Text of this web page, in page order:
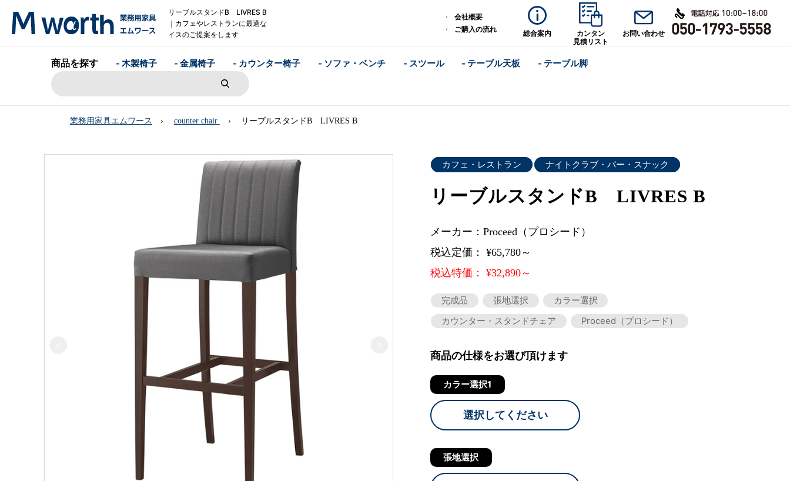
リーブルスタンドB LIVRES B
｜カフェやレストランに最適な
イスのご提案をします
会社概要
ご購入の流れ
総合案内
カンタン
見積リスト
お問い合わせ
商品を探す - 木製椅子 - 金属椅子 - カウンター椅子 - ソファ・ベンチ - スツール - テーブル天板 - テーブル脚
業務用家具エムワース counter chair リーブルスタンドB LIVRES B
カフェ・レストラン ナイトクラブ・バー・スナック
リーブルスタンドB LIVRES B
メーカー：Proceed（プロシード）
税込定価： ¥65,780～
税込特価： ¥32,890～
完成品 張地選択
カラー選択
カウンター・スタンドチェア
Proceed（プロシード）
商品の仕様をお選び頂けます
カラー選択1
選択してください
張地選択